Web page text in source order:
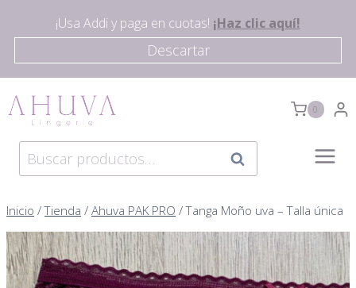
¡Usa Addi y paga en cuotas! ¡Haz clic aquí!
Descartar
0
Buscar
por:
Buscar
Inicio / Tienda / Ahuva PAK PRO / Tanga Moño uva – Talla única